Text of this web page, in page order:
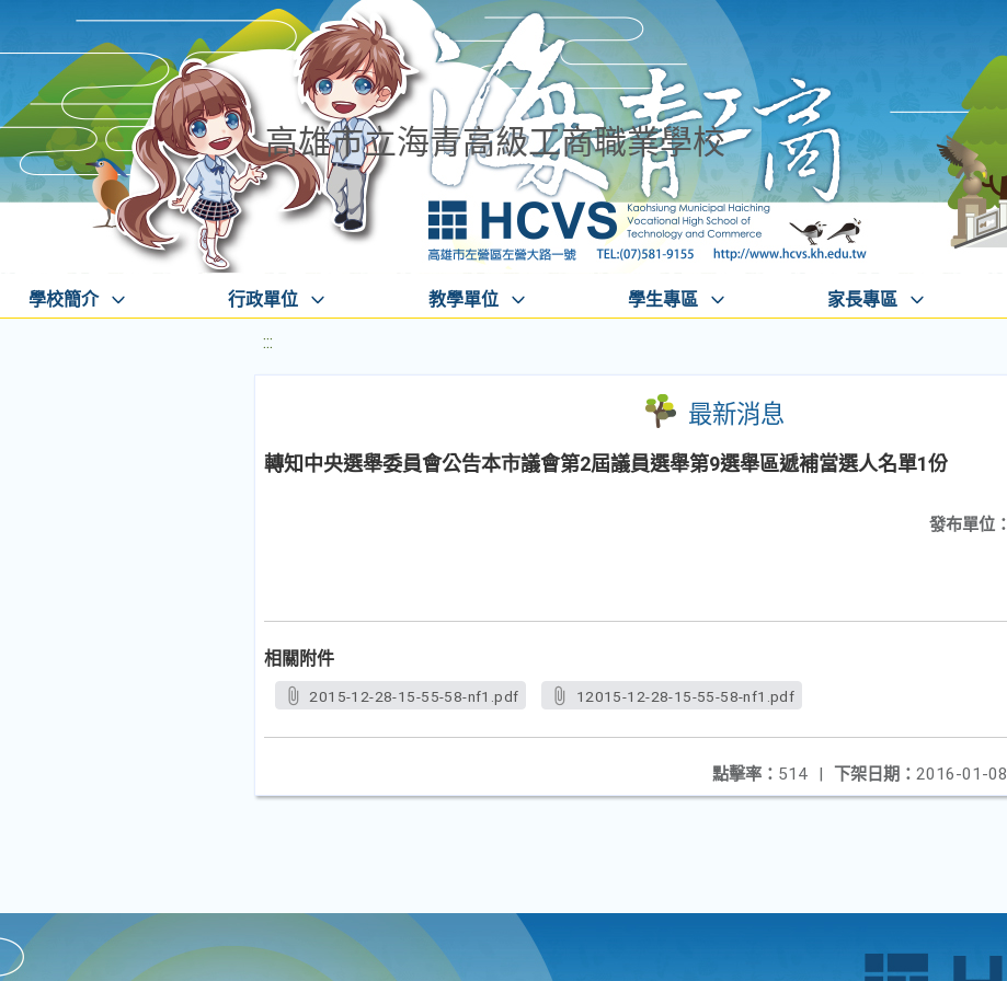
高雄市立海青高級工商職業學校
學校簡介 行政單位 教學單位 學生專區 家長專區
:::
最新消息
轉知中央選舉委員會公告本市議會第2屆議員選舉第9選舉區遞補當選人名單1份
發布單位：
相關附件
2015-12-28-15-55-58-nf1.pdf 12015-12-28-15-55-58-nf1.pdf
下架日期： 2016-01-08
點擊率： 514 |